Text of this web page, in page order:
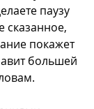
паузу
сказанное,
покажет
большей